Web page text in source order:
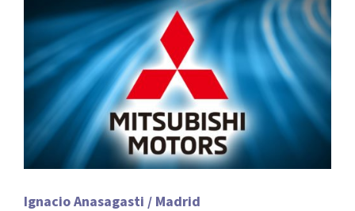
Ignacio Anasagasti / Madrid